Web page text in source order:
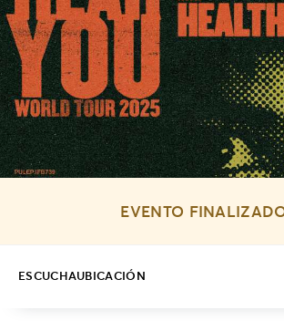
EVENTO
ESCUCHAUBICACIÓN